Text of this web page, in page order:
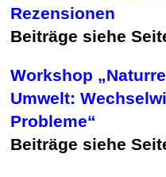
Rezensionen
Beiträge siehe
Workshop
Umwelt:
Probleme“
Beiträge siehe